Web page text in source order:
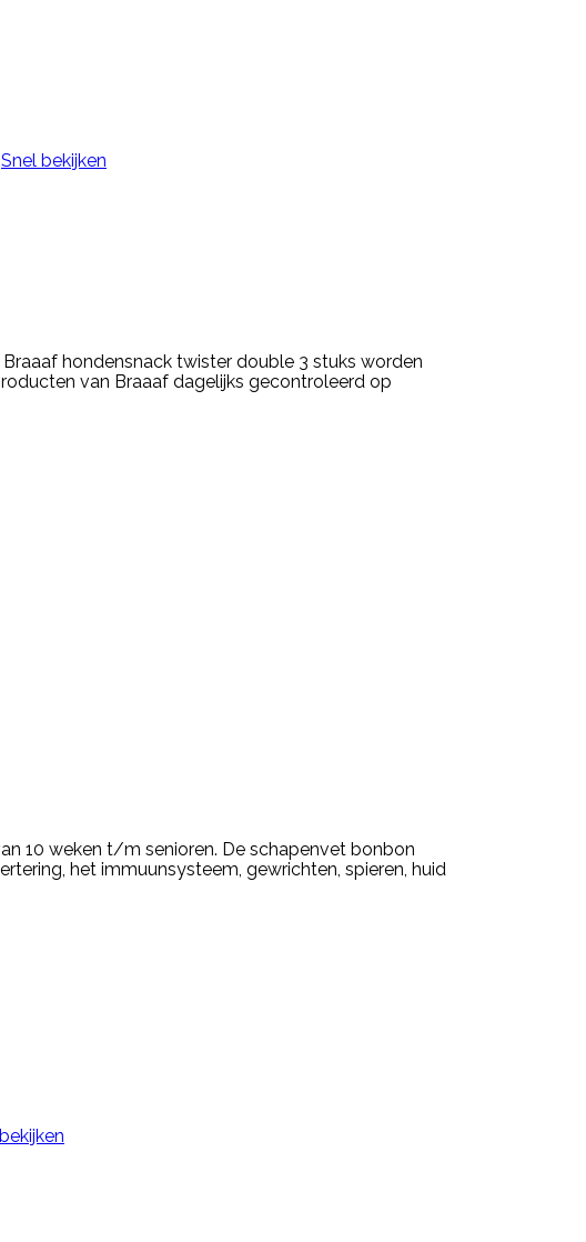
Snel bekijken
hondensnack twister double 3 stuks worden
van Braaaf dagelijks gecontroleerd op
10 weken t/m senioren. De schapenvet bonbon
het immuunsysteem, gewrichten, spieren, huid